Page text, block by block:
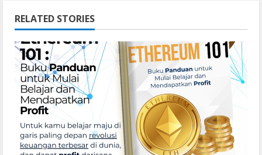
RELATED STORIES